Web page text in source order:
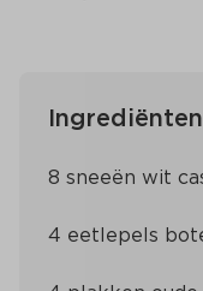
Ingrediënten